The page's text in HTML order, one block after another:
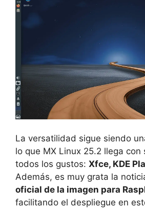
La versatilidad sigue siendo
lo que MX Linux 25.2 llega con
todos los gustos: Xfce, KDE
Además, es muy grata la
oficial de la imagen para
facilitando el despliegue en